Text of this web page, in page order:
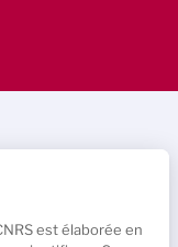
est élaborée en